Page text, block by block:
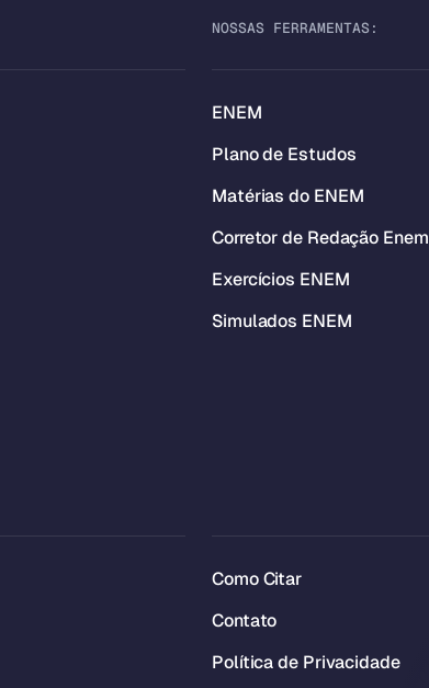
NOSSAS FERRAMENTAS:
ENEM
Plano de Estudos
Matérias do ENEM
Corretor de Redação Enem
Exercícios ENEM
Simulados ENEM
Como Citar
Contato
Política de Privacidade